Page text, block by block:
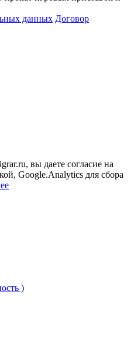
данных Договор
вы даете согласие на
Google.Analytics для сбора
)